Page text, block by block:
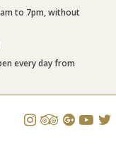
to 7pm, without
every day from